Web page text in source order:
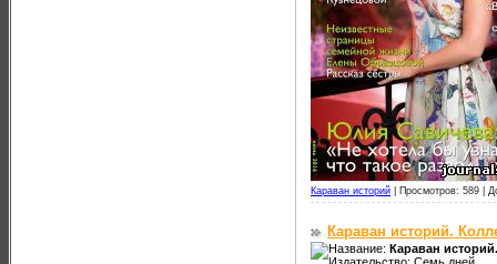
Караван историй Просмотров: 589 |
Караван историй.
Название: Караван